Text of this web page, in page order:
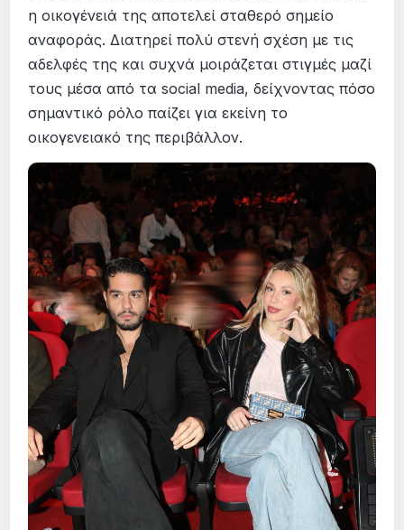
η οικογένειά της αποτελεί σταθερό σημείο
αναφοράς. Διατηρεί πολύ στενή σχέση με τις
αδελφές της και συχνά μοιράζεται στιγμές μαζί
τους μέσα από τα social media, δείχνοντας πόσο
σημαντικό ρόλο παίζει για εκείνη το
οικογενειακό της περιβάλλον.